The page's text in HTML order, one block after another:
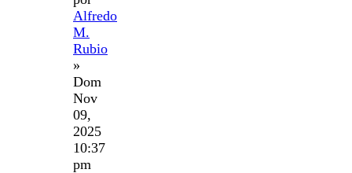
Alfredo
M.
Rubio
»
Dom
Nov
09,
2025
10:37
pm